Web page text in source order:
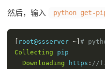
然后，输入 python get-
[ root@ssserver ~] #
Collecting pip
Downloading https : //